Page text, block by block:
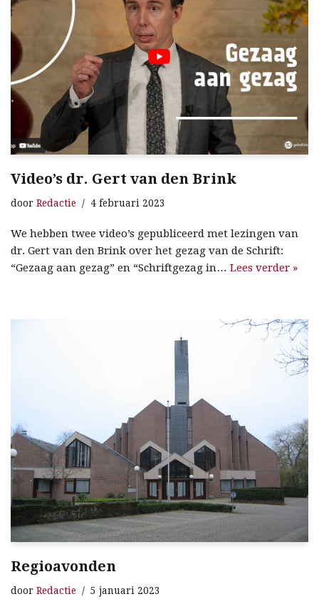
Video’s dr. Gert van den Brink
door Redactie 4 februari 2023
We hebben twee video’s gepubliceerd met lezingen van
dr. Gert van den Brink over het gezag van de Schrift:
“Gezaag aan gezag” en “Schriftgezag in… Lees verder »
Regioavonden
door Redactie 5 januari 2023